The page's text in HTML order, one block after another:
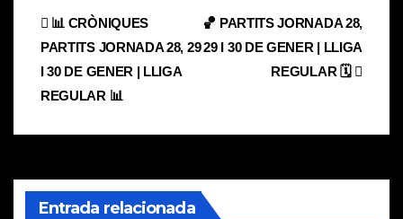
Navegación
de
entradas
🏀 PARTITS JORNADA 28,
29 I 30 DE GENER | LLIGA
REGULAR 🗓
📊 CRÒNIQUES
PARTITS JORNADA 28, 29
I 30 DE GENER | LLIGA
REGULAR 📊
Entrada relacionada